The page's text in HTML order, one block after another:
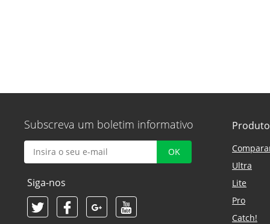
Subscreva um boletim informativo
Siga-nos
Ultra
Lite
Pro
Catch!